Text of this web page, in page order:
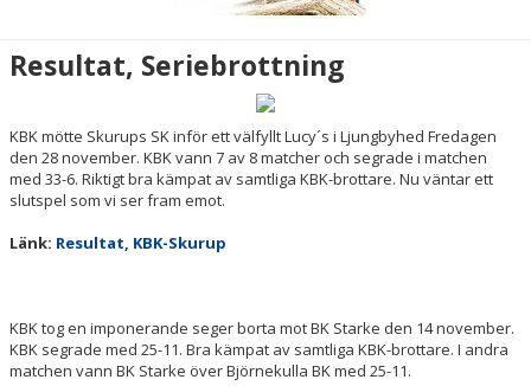
TÄVLINGSPROGRAM
TÄVLINGSRESULTAT
CUP KLIPPAN
UNGDOMS-SM 2023
Resultat, Seriebrottning
KBK mötte Skurups SK inför ett välfyllt Lucy´s i Ljungbyhed Fredagen
den 28 november. KBK vann 7 av 8 matcher och segrade i matchen
med 33-6. Riktigt bra kämpat av samtliga KBK-brottare. Nu väntar ett
slutspel som vi ser fram emot.
Länk: Resultat, KBK-Skurup
KBK tog en imponerande seger borta mot BK Starke den 14 november.
KBK segrade med 25-11. Bra kämpat av samtliga KBK-brottare. I andra
matchen vann BK Starke över Björnekulla BK med 25-11.